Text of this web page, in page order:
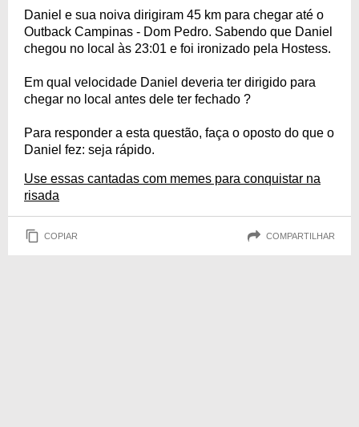
Daniel e sua noiva dirigiram 45 km para chegar até o
Outback Campinas - Dom Pedro. Sabendo que Daniel
chegou no local às 23:01 e foi ironizado pela Hostess.
Em qual velocidade Daniel deveria ter dirigido para
chegar no local antes dele ter fechado ?
Para responder a esta questão, faça o oposto do que o
Daniel fez: seja rápido.
Use essas cantadas com memes para conquistar na
risada
COPIAR COMPARTILHAR